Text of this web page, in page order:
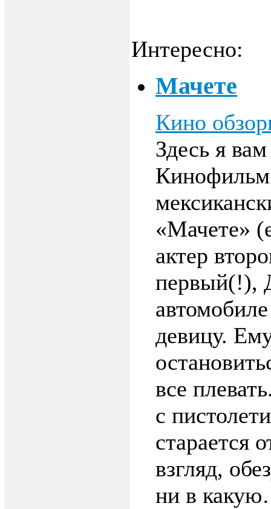
Интересно:
Мачете
Кино
Здесь я
Кинофильм
«Мачете»
актер
первый(!),
девицу.
все
с
старается
взгляд,
ни в